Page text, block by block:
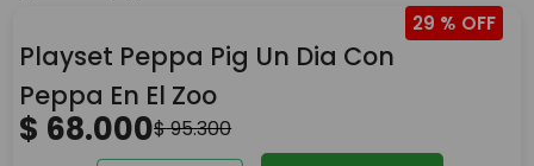
4
monopatin
5 . toy story
29 %
Playset Peppa Pig Un Dia Con
Peppa En El Zoo
$ 68.000$95.300